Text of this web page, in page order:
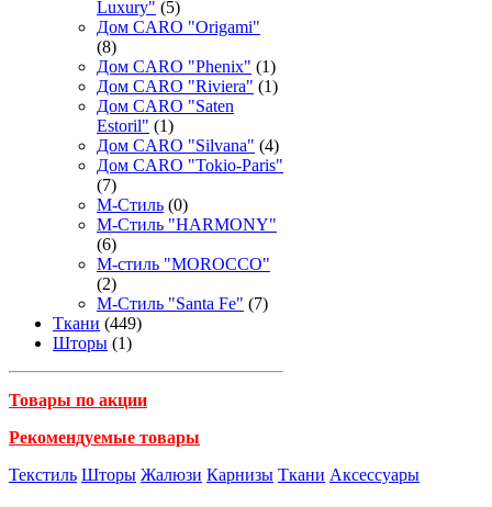
Luxury" (5)
Дом CARO "Origami"
(8)
Дом CARO "Phenix" (1)
Дом CARO "Riviera" (1)
Дом CARO "Saten
Estoril" (1)
Дом CARO "Silvana" (4)
Дом CARO "Tokio-Paris"
(7)
М-Стиль (0)
М-Стиль "HARMONY"
(6)
М-стиль "MOROCCO"
(2)
М-Стиль "Santa Fe" (7)
Ткани (449)
Шторы (1)
Товары по акции
Рекомендуемые товары
Текстиль Шторы Жалюзи Карнизы Ткани Аксессуары